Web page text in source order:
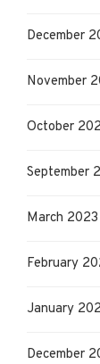
December
November
October
September
March 2023
February
January
December